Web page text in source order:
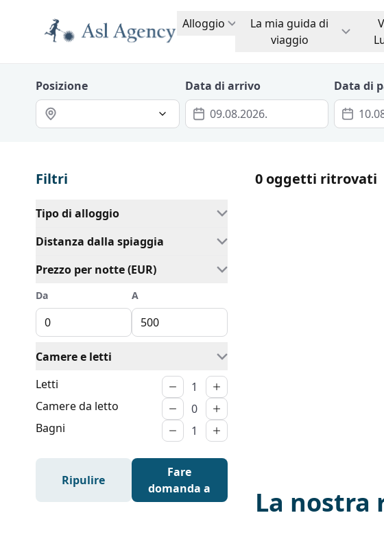
Alloggio
La mia guida di
viaggio
Posizione Data di arrivo Data di
Filtri
Tipo di alloggio
Distanza dalla spiaggia
Prezzo per notte (EUR)
Da A
Camere e letti
Letti
Camere da letto
Bagni
Ripulire
Fare
domanda a
0 oggetti ritrovati
La nostra